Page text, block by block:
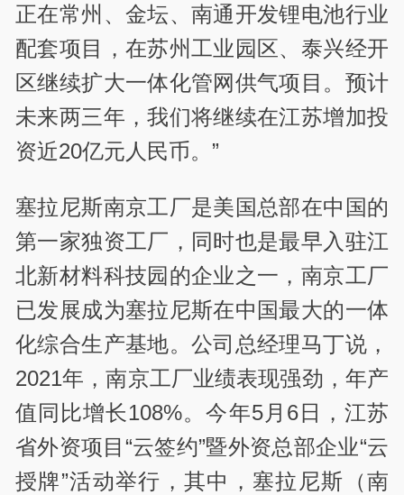
正在常州、金坛、南通开发锂电池行业
配套项目，在苏州工业园区、泰兴经开
区继续扩大一体化管网供气项目。预计
未来两三年，我们将继续在江苏增加投
资近20亿元人民币。”
塞拉尼斯南京工厂是美国总部在中国的
第一家独资工厂，同时也是最早入驻江
北新材料科技园的企业之一，南京工厂
已发展成为塞拉尼斯在中国最大的一体
化综合生产基地。公司总经理马丁说，
2021年，南京工厂业绩表现强劲，年产
值同比增长108%。今年5月6日，江苏
省外资项目“云签约”暨外资总部企业“云
授牌”活动举行，其中，塞拉尼斯（南